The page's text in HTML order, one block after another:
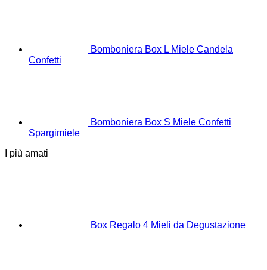
Bomboniera Box L Miele Candela
Confetti
Bomboniera Box S Miele Confetti
Spargimiele
I più amati
Box Regalo 4 Mieli da Degustazione